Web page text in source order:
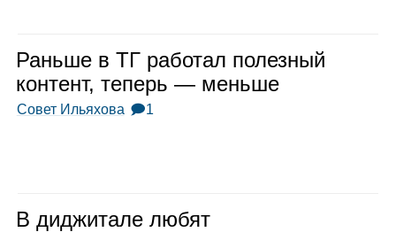
Раньше в ТГ рабо­тал полез­ный
кон­тент, теперь — меньше
Совет Ильяхова 🗩1
В диджи­тале любят